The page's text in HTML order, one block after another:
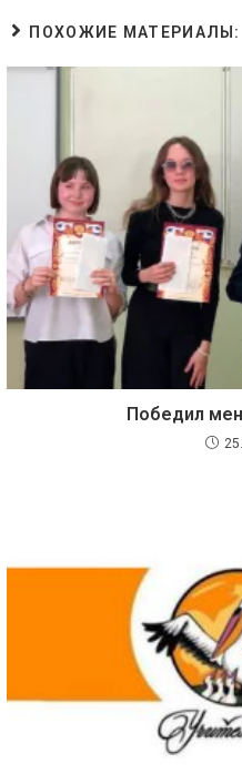
ПОХОЖИЕ МАТЕРИАЛЫ:
Победил